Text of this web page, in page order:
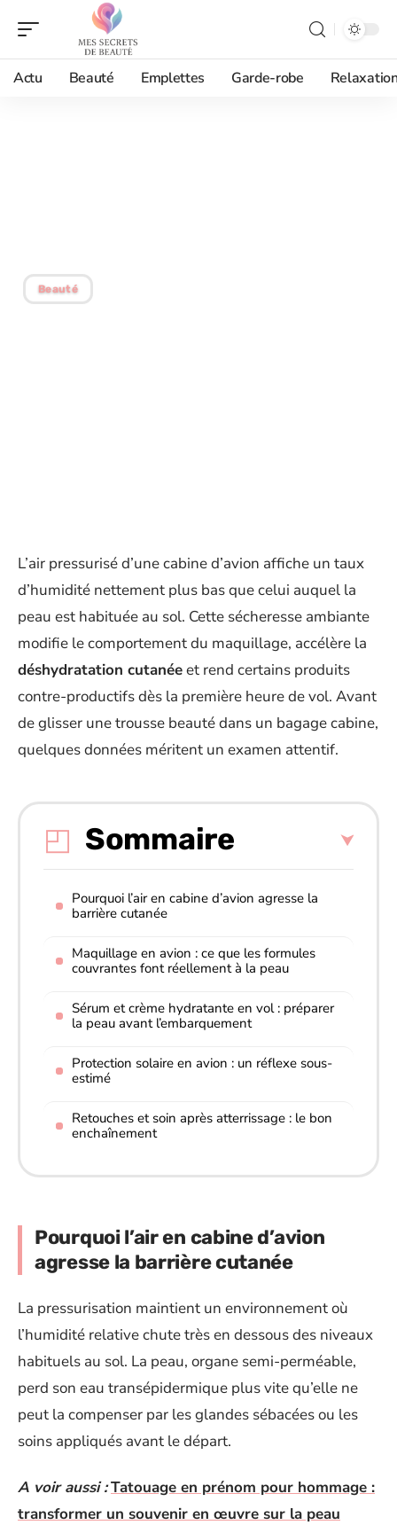
Actu Beauté Emplettes Garde-robe
Beauté
L’air pressurisé d’une cabine d’avion affiche un taux
d’humidité nettement plus bas que celui auquel la
peau est habituée au sol. Cette sécheresse ambiante
modifie le comportement du maquillage, accélère la
déshydratation cutanéeet rend certains produits
contre-productifs dès la première heure de vol. Avant
de glisser une trousse beauté dans un bagage cabine,
quelques données méritent un examen attentif.
Sommaire
Pourquoi l’air en cabine d’avion agresse la
barrière cutanée
Maquillage en avion : ce que les formules
couvrantes font réellement à la peau
Sérum et crème hydratante en vol : préparer
la peau avant l’embarquement
Protection solaire en avion : un réflexe sous-
estimé
Retouches et soin après atterrissage : le bon
enchaînement
Pourquoi l’air en cabine d’avion
agresse la barrière cutanée
La pressurisation maintient un environnement où
l’humidité relative chute très en dessous des niveaux
habituels au sol. La peau, organe semi-perméable,
perd son eau transépidermique plus vite qu’elle ne
peut la compenser par les glandes sébacées ou les
soins appliqués avant le départ.
A voir aussi :Tatouage en prénom pour hommage :
transformer un souvenir en œuvre sur la peau